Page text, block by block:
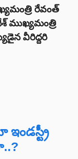
రేవంత్
ముఖ్యమంత్రి
వీరిద్దరి